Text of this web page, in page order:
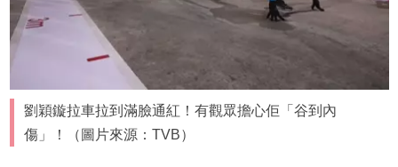
劉穎鏇拉車拉到滿臉通紅！有觀眾擔心佢「谷到內
傷」！（圖片來源：TVB）